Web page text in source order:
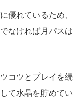
優れているため、
なければ月パスは
コツとプレイを続
て水晶を貯めてい